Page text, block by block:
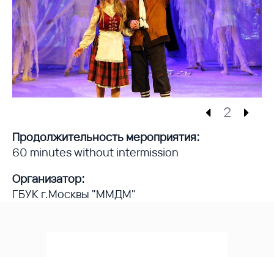
2
Продолжительность мероприятия:
60 minutes without intermission
Организатор:
ГБУК г.Москвы "ММДМ"